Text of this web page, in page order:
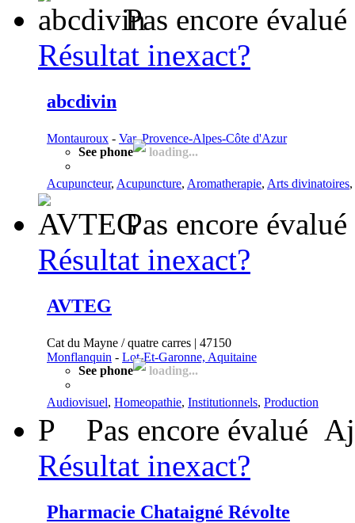
Pas encore évalué
Résultat inexact?
abcdivin
Montauroux - Var, Provence-Alpes-Côte d'Azur
See phone
loading...
Acupuncteur, Acupuncture, Aromatherapie, Arts divinatoires,
Pas encore évalué
Résultat inexact?
AVTEG
Cat du Mayne / quatre carres | 47150
Monflanquin - Lot-Et-Garonne, Aquitaine
See phone
loading...
Audiovisuel, Homeopathie, Institutionnels, Production
P Pas encore évalué
Résultat inexact?
Pharmacie Chataigné Révolte